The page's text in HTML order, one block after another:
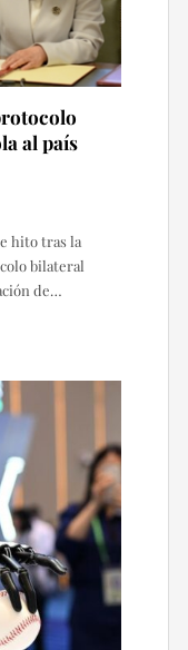
al país
hito tras la
bilateral
de…